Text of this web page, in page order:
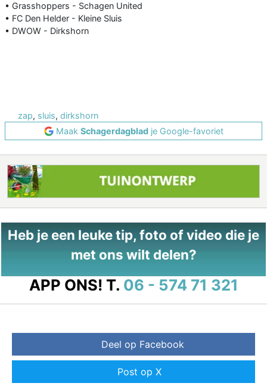
• Grasshoppers - Schagen United
• FC Den Helder - Kleine Sluis
• DWOW - Dirkshorn
zap, sluis, dirkshorn
Maak Schagerdagbladje Google-favoriet
Heb je een leuke tip, foto of video die je
met ons wilt delen?
APP ONS! T. 06 - 574 71 321
Deel op Facebook
Post op X